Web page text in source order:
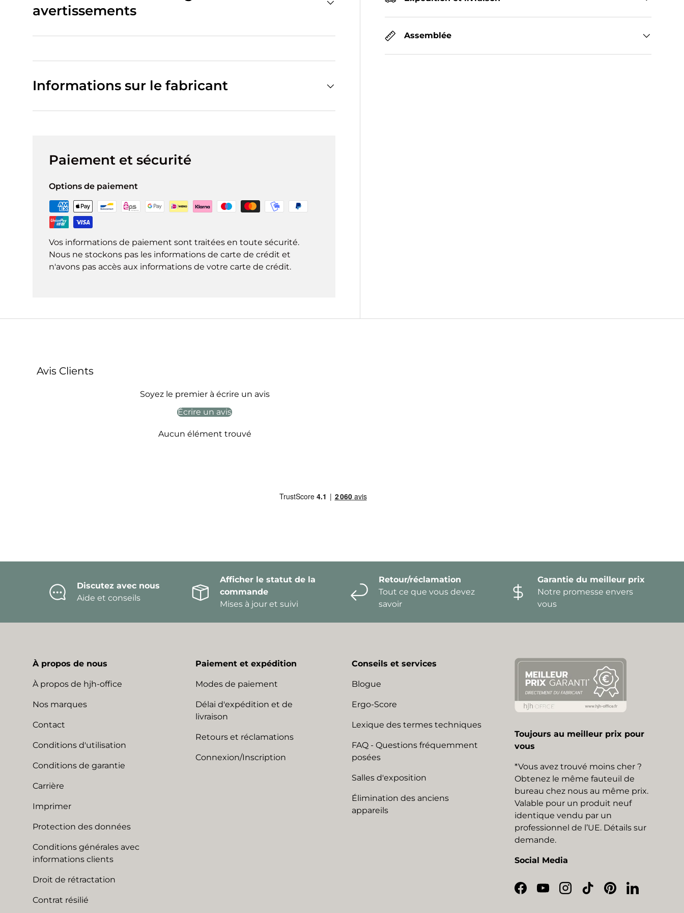
Assemblée
avertissements
Informations sur le fabricant
Paiement et sécurité
Options de paiement
Vos informations de paiement sont traitées en toute sécurité.
Nous ne stockons pas les informations de carte de crédit et
n'avons pas accès aux informations de votre carte de crédit.
Avis Clients
Soyez le premier à écrire un avis
Écrire un avis
Aucun élément trouvé
Discutez avec nous
Aide et conseils
Afficher le statut de la
commande
Mises à jour et suivi
Retour/réclamation
Tout ce que vous devez
savoir
Garantie du meilleur prix
Notre promesse envers
vous
À propos de nous
À propos de hjh-office
Nos marques
Contact
Conditions d'utilisation
Conditions de garantie
Carrière
Imprimer
Protection des données
Conditions générales avec
informations clients
Droit de rétractation
Contrat résilié
Paiement et expédition
Modes de paiement
Délai d'expédition et de
livraison
Retours et réclamations
Connexion/Inscription
Conseils et services
Blogue
Ergo-Score
Lexique des termes techniques
FAQ - Questions fréquemment
posées
Salles d'exposition
Élimination des anciens
appareils
Toujours au meilleur prix pour
vous
*Vous avez trouvé moins cher ?
Obtenez le même fauteuil de
bureau chez nous au même prix.
Valable pour un produit neuf
identique vendu par un
professionnel de l’UE. Détails sur
demande.
Social Media
Facebook
YouTubeInstagram
TikTokPinterestLinkedIn